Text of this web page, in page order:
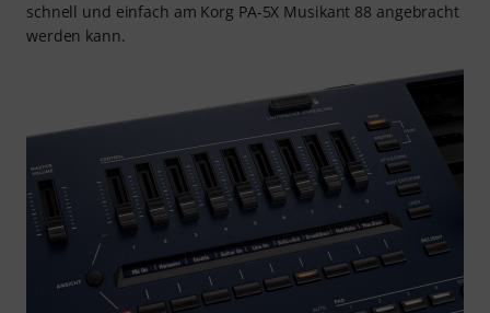
schnell und einfach am Korg PA-5X Musikant 88 angebracht
werden kann.